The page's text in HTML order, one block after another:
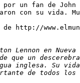
por un fan de
con su vida.
http://
Lennon en
que un
inglesa. Su
de todos los